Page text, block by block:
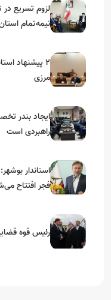
لزوم تسریع در
نیمه‌تمام
۲ پیشنهاد
مرزی
ایجاد بندر
راهبردی است
فجر افتتاح
رئیس قوه